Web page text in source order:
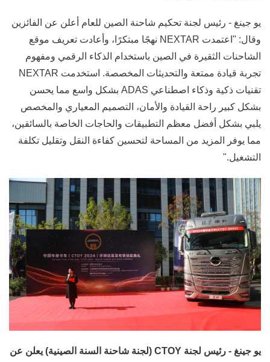
يو جينغ - رئيس لجنة تحكيم شاحنة الصين للعام أعلن عن الفائزين
وقال: "اعتمدت NEXTAR نهجًا مبتكرًا، وأعادت تعريف موقع
الشاحنات الثقيرة في الصين باستخدام الذكاء الرقمي ومفهوم
تجربة قيادة ممتعة والتحديثات المخصصة. استخدمت NEXTAR
تقنيات ذكية وذكاء اصطناعي ADAS بشكل واسع مما يحسن
بشكل كبير راحة القيادة والأمان، التصميم المعياري والمخصص
يلبي بشكل أفضل معظم التطبيقات والحاجات الخاصة بالسائقين،
مما يوفر المزيد من المساحة لتحسين كفاءة النقل وتقليل تكلفة
التشغيل."
يو جينغ - رئيس لجنة CTOY (لجنة شاحنة السنة الصينية) يعلن عن